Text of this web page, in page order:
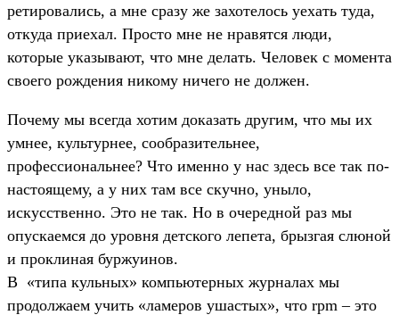
ретировались, а мне сразу же захотелось уехать туда,
откуда приехал. Просто мне не нравятся люди,
которые указывают, что мне делать. Человек с момента
своего рождения никому ничего не должен.
Почему мы всегда хотим доказать другим, что мы их
умнее, культурнее, сообразительнее,
профессиональнее? Что именно у нас здесь все так по-
настоящему, а у них там все скучно, уныло,
искусственно. Это не так. Но в очередной раз мы
опускаемся до уровня детского лепета, брызгая слюной
и проклиная буржуинов.
В «типа кульных» компьютерных журналах мы
продолжаем учить «ламеров ушастых», что rpm – это